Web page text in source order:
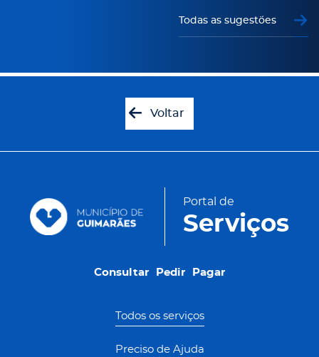
Todas as sugestões
Voltar
Portal de
Serviços
Consultar
Consultar Pedir
Pedir Pagar
Pagar
Todos os serviços
Preciso de Ajuda